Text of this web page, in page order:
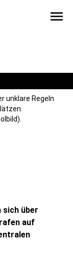
menu
unklare Regeln
sich über
auf